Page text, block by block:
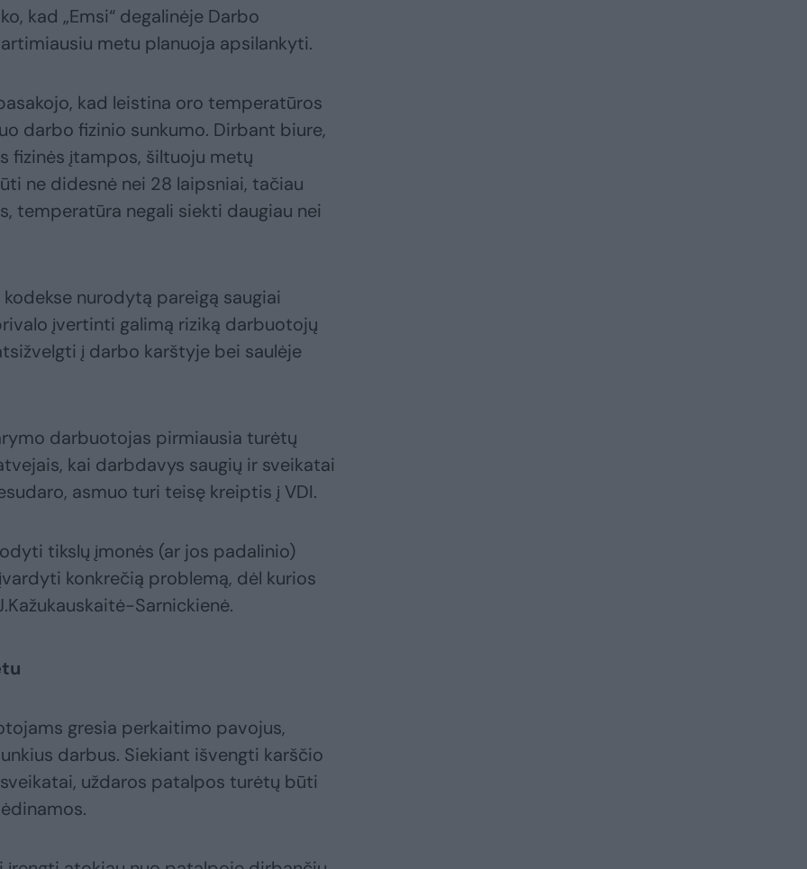
kad „Emsi“ degalinėje Darbo
metu planuoja apsilankyti.
kad leistina oro temperatūros
darbo fizinio sunkumo. Dirbant biure,
fizinės įtampos, šiltuoju metų
ne didesnė nei 28 laipsniai, tačiau
temperatūra negali siekti daugiau nei
nurodytą pareigą saugiai
įvertinti galimą riziką darbuotojų
į darbo karštyje bei saulėje
darbuotojas pirmiausia turėtų
kai darbdavys saugių ir sveikatai
asmuo turi teisę kreiptis į VDI.
tikslų įmonės (ar jos padalinio)
konkrečią problemą, dėl kurios
Sarnickienė.
gresia perkaitimo pavojus,
darbus. Siekiant išvengti karščio
uždaros patalpos turėtų būti